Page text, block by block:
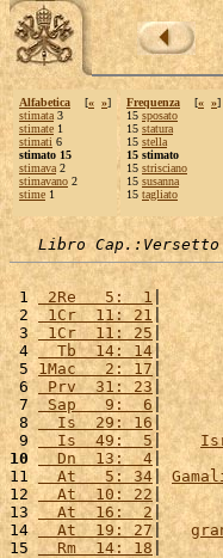
Alfabetica [« »]
stimata 3
stimate 1
stimati 6
stimato 15
stimava 2
stimavano 2
stime 1
Frequenza [« »]
15 sposato
15 statura
15 stella
15 stimato
15 strisciano
15 susanna
15 tagliato
Libro Cap.:Versetto
1 2Re   5:  1 |
2 1Cr  11: 21 |
3 1Cr  11: 25 |
4
  Tb  14: 14
|
5 1Mac   2: 17 |
6 Prv  31: 23 |
7
Sap   9:  6|
8
  Is  29: 16
|
9
  Is  49:  5
|
10
  Dn  13:  4
|
11
  At   5: 34
|
12
  At  10: 22
13
  At  16:  2
|
14
  At  19: 27
|
15
  Rm  14: 18
|